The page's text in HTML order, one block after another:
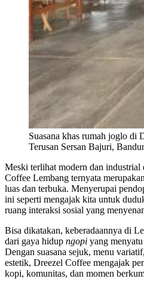
Suasana khas rumah joglo di
Terusan Sersan Bajuri,
Meski terlihat modern dan industrial
Coffee Lembang ternyata
luas dan terbuka. Menyerupai
ini seperti mengajak kita untuk
ruang interaksi sosial yang
Bisa dikatakan, keberadaannya di
dari gaya hidup ngopi yang
Dengan suasana sejuk, menu
estetik, Dreezel Coffee mengajak
kopi, komunitas, dan momen